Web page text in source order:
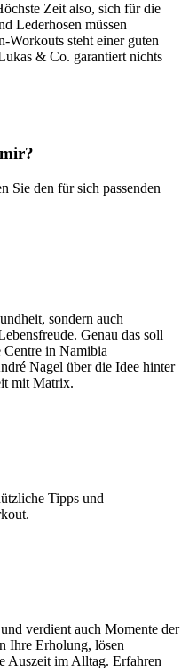
Zeit also, sich für die
Lederhosen müssen
Workouts steht einer guten
& Co. garantiert nichts
Sie den für sich passenden
sondern auch
Genau das soll
Centre in Namibia
Nagel über die Idee hinter
mit Matrix.
Tipps und
verdient auch Momente der
Ihre Erholung, lösen
Auszeit im Alltag. Erfahren